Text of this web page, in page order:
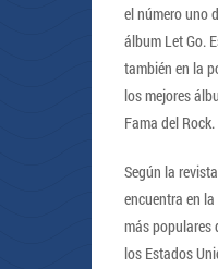
el número uno
álbum Let Go.
también en la
los mejores
Fama del Rock.
Según la
encuentra en
más populares
los Estados